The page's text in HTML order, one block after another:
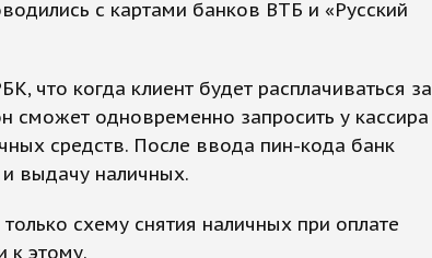
с картами банков ВТБ и «Русский
что когда клиент будет расплачиваться за
сможет одновременно запросить у кассира
средств. После ввода пин-кода банк
выдачу наличных.
схему снятия наличных при оплате
к этому.